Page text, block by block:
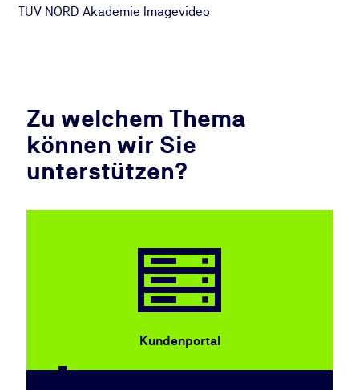
Zustimmen, um das Video abzuspielen
welche Dienste du zulässt.
COOKIES AKZEPTIEREN
TÜV NORD Akademie Imagevideo
Zu welchem Thema
können wir Sie
unterstützen?
Kundenportal